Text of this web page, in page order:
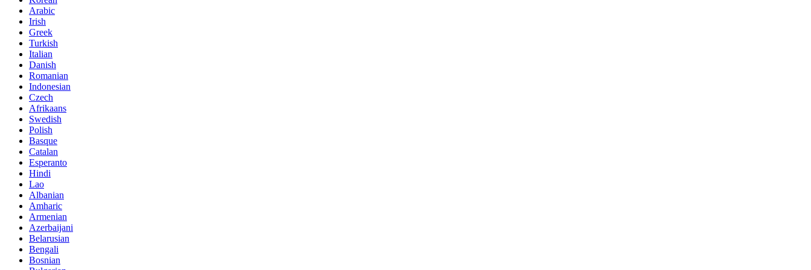
Arabic
Irish
Greek
Turkish
Italian
Danish
Romanian
Indonesian
Czech
Afrikaans
Swedish
Polish
Basque
Catalan
Esperanto
Hindi
Lao
Albanian
Amharic
Armenian
Azerbaijani
Belarusian
Bengali
Bosnian